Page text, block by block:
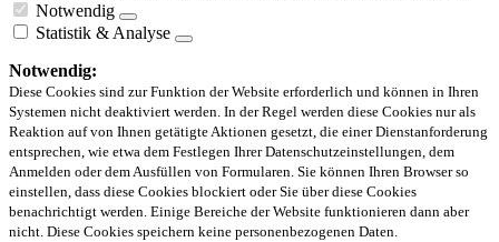
Notwendig
Statistik & Analyse
Notwendig:
Diese Cookies sind zur Funktion der Website erforderlich und können in Ihren
Systemen nicht deaktiviert werden. In der Regel werden diese Cookies nur als
Reaktion auf von Ihnen getätigte Aktionen gesetzt, die einer Dienstanforderung
entsprechen, wie etwa dem Festlegen Ihrer Datenschutzeinstellungen, dem
Anmelden oder dem Ausfüllen von Formularen. Sie können Ihren Browser so
einstellen, dass diese Cookies blockiert oder Sie über diese Cookies
benachrichtigt werden. Einige Bereiche der Website funktionieren dann aber
nicht. Diese Cookies speichern keine personenbezogenen Daten.